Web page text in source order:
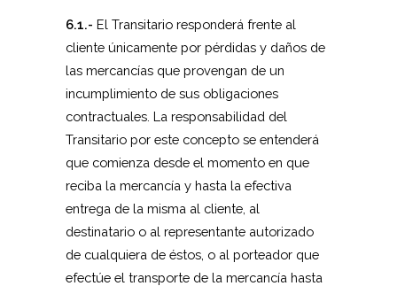
6.1.- El Transitario responderá frente al
cliente únicamente por pérdidas y daños de
las mercancías que provengan de un
incumplimiento de sus obligaciones
contractuales. La responsabilidad del
Transitario por este concepto se entenderá
que comienza desde el momento en que
reciba la mercancía y hasta la efectiva
entrega de la misma al cliente, al
destinatario o al representante autorizado
de cualquiera de éstos, o al porteador que
efectúe el transporte de la mercancía hasta